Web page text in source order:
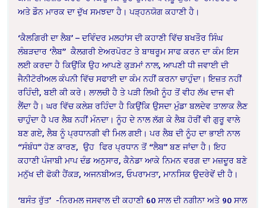
ਅਤੇ ਡੌਨ ਮਾਰਕ ਦਾ ਦੁੱਖ ਸਮਝਦਾ ਹੈ। ਪੜ੍ਹਨਯੋਗ ਕਹਾਣੀ ਹੈ।
‘ਕੈਲਗਿਰੀ ਦਾ ਲੈਬ’ – ਦਵਿੰਦਰ ਮਲਹਾਂਸ ਦੀ ਕਹਾਣੀ ਵਿੱਚ ਬਖਤੌਰ ਸਿੰਘ
ਲੰਬੜਦਾਰ ‘ਲੈਬ” ਕੈਲਗਰੀ ਏਅਰਪੋਰਟ ਤੇ ਬਾਥਰੂਮ ਸਾਫ ਕਰਨ ਦਾ ਕੰਮ ਇਸ
ਲਈ ਕਰਦਾ ਹੈ ਕਿਉਂਕਿ ਉਹ ਆਪਣੇ ਕੁੜਮਾਂ ਨਾਲ, ਆਪਣੀ ਧੀ ਜਵਾਈ ਦੀ
ਜੈਨੀਟੋਰੀਅਲ ਕੰਪਨੀ ਵਿੱਚ ਸਫਾਈ ਦਾ ਕੰਮ ਨਹੀਂ ਕਰਨਾ ਚਾਹੁੰਦਾ। ਇਜ਼ਤ ਨਹੀਂ
ਰਹਿੰਦੀ, ਬਈ ਕੀ ਕਰੇ। ਲਾਲਚੀ ਹੈ ਤੇ ਪੜੀ ਲਿਖੀ ਨੂੰਹ ਤੋਂ ਵੀਹ ਲੱਖ ਦਾਜ ਵੀ
ਲੈਂਦਾ ਹੈ। ਘਰ ਵਿੱਚ ਕਲੇਸ਼ ਰਹਿੰਦਾ ਹੈ ਕਿਉਂਕਿ ਉਸਦਾ ਮੁੰਡਾ ਬਲਦੇਵ ਤਾਲਾਕ ਲੈਣ
ਚਾਹੁੰਦਾ ਹੈ ਪਰ ਲੈਬ ਨਹੀਂ ਮੰਨਦਾ। ਨੂੰਹ ਦੇ ਨਾਲ ਲੱਗ ਕੇ ਲੈਬ ਹੋਰੀਂ ਵੀ ਗੁਰੂ ਵਾਲੇ
ਬਣ ਗਏ, ਲੈਬ ਨੂੰ ਪ੍ਰਧਾਨਗੀ ਵੀ ਮਿਲ ਗਈ। ਪਰ ਲੈਬ ਦੀ ਨੂੰਹ ਦਾ ਭਾਈ ਨਾਲ
“ਸੰਬੰਧ” ਹੋਣ ਕਾਰਣ, ਉਹ ਫਿਰ ਪ੍ਰਧਾਨ ਤੋਂ “ਲੈਬ” ਬਣ ਜਾਂਦਾ ਹੈ। ਇਹ
ਕਹਾਣੀ ਪੰਜਾਬੀ ਮਾਪ ਦੰਡ ਅਨੁਸਾਰ, ਕੈਨੇਡਾ ਆਕੇ ਨਿਮਨ ਵਰਗ ਦਾ ਮਜ਼ਦੂਰ ਬਣੇ
ਮਨੁੱਖ ਦੀ ਫੋਕੀ ਹੈਂਕੜ, ਅਜਨਬੀਅਤ, ਓਪਰਾਮਤਾ, ਮਾਨਸਿਕ ਉਦਰੇਵੇਂ ਦੀ ਹੈ।
‘ਬਸੰਤ ਰੁੱਤ’ -ਨਿਰਮਲ ਜਸਵਾਲ ਦੀ ਕਹਾਣੀ 60 ਸਾਲ ਦੀ ਨਗੀਨਾ ਅਤੇ 90 ਸਾਲ